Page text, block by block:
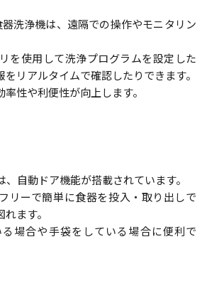
洗浄機は、遠隔での操作やモニタリン
を使用して洗浄プログラムを設定した
をリアルタイムで確認したりできます。
性や利便性が向上します。
自動ドア機能が搭載されています。
リーで簡単に食器を投入・取り出しで
ます。
場合や手袋をしている場合に便利で